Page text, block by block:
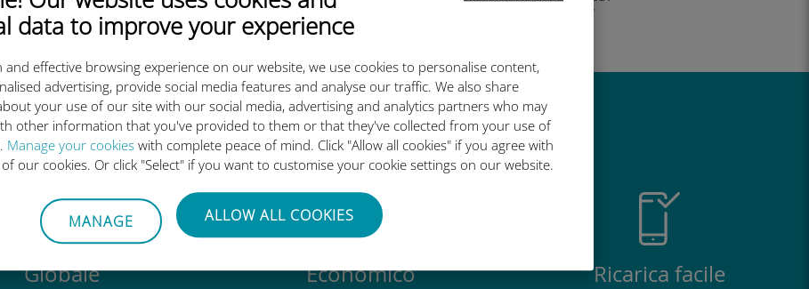
data to improve your experience
and effective browsing experience on our website, we use cookies to personalise content,
advertising, provide social media features and analyse our traffic. We also share
your use of our site with our social media, advertising and analytics partners who may
other information that you've provided to them or that they've collected from your use of
Manage your cookies with complete peace of mind. Click "Allow all cookies" if you agree with
our cookies. Or click "Select" if you want to customise your cookie settings on our website.
MANAGE ALLOW ALL COOKIES
Godere!
eSIM internazionale di Ubigi è così grande
Globale Economico Ricarica facile